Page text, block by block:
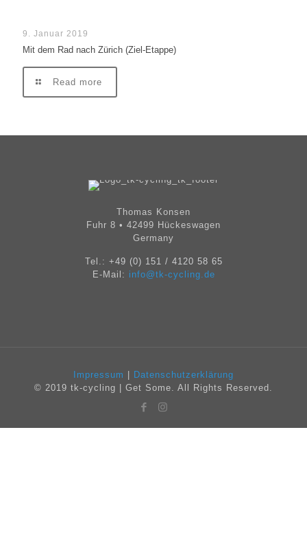
9. Januar 2019
Mit dem Rad nach Zürich (Ziel-Etappe)
Read more
Thomas Konsen
Fuhr 8 • 42499 Hückeswagen
Germany
Tel.: +49 (0) 151 / 4120 58 65
E-Mail: info@tk-cycling.de
Impressum | Datenschutzerklärung
© 2019 tk-cycling | Get Some. All Rights Reserved.